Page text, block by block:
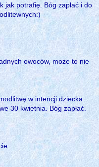
jak potrafię. Bóg zapłać i do
owoców, może to nie
w intencji dziecka
30 kwietnia. Bóg zapłać.